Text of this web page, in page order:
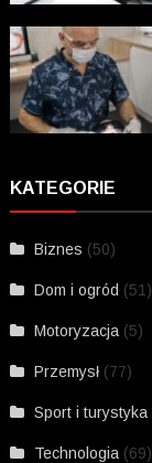
KATEGORIE
Biznes (50)
Dom i ogród (51)
Motoryzacja (5)
Przemysł (77)
Sport i turystyka
Technologia (69)